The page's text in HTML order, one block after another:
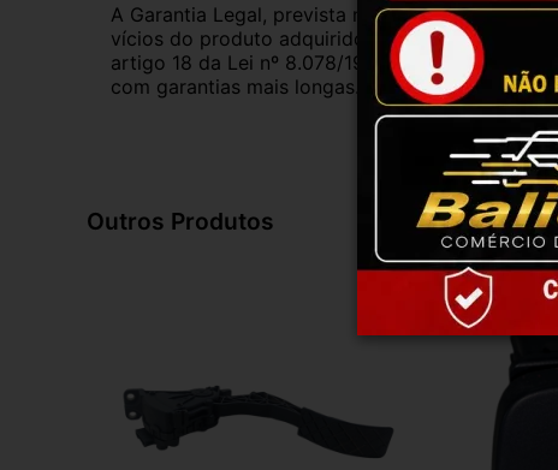
A Garantia Legal, prevista no Código de
vícios do produto adquirido.Na impossibilidade
artigo 18 da Lei nº 8.078/1990, ou, ainda, a
com garantias mais longas. Consulte nossos
Outros Produtos